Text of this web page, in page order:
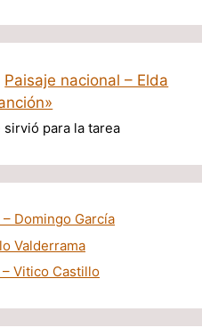
Paisaje nacional – Elda
sirvió para la tarea
Domingo García
Valderrama
Vitico Castillo